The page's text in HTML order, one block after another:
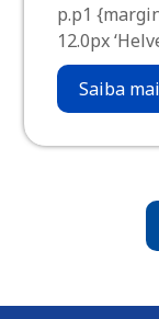
p.p1
12.0px
Saiba